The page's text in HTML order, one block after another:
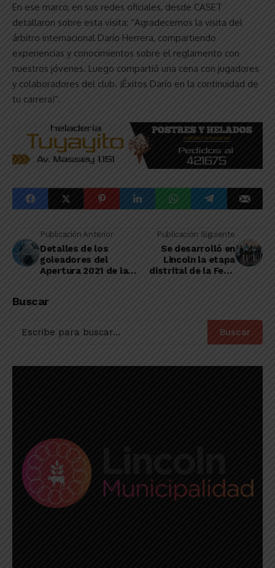
En ese marco, en sus redes oficiales, desde CASET
detallaron sobre esta visita: “Agradecemos la visita del
árbitro internacional Darío Herrera, compartiendo
experiencias y conocimientos sobre el reglamento con
nuestros jóvenes. Luego compartió una cena con jugadores
y colaboradores del club. ¡Éxitos Darío en la continuidad de
tu carrera!”.
Publicación Anterior
Detalles de los
goleadores del
Apertura 2021 de la
Publicación Siguiente
Se desarrolló en
Lincoln la etapa
distrital de la Feria
Buscar
Buscar